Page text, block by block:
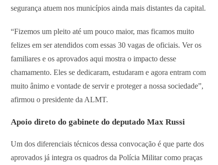
segurança atuem nos municípios ainda mais distantes da capital.
“Fizemos um pleito até um pouco maior, mas ficamos muito
felizes em ser atendidos com essas 30 vagas de oficiais. Ver os
familiares e os aprovados aqui mostra o impacto desse
chamamento. Eles se dedicaram, estudaram e agora entram com
muito ânimo e vontade de servir e proteger a nossa sociedade”,
afirmou o presidente da ALMT.
Apoio direto do gabinete do deputado Max Russi
Um dos diferenciais técnicos dessa convocação é que parte dos
aprovados já integra os quadros da Polícia Militar como praças